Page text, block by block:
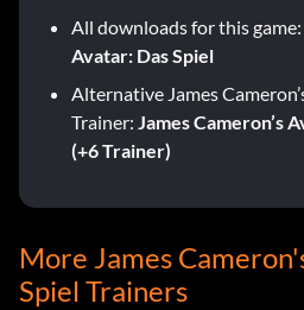
All downloads for this game:
Avatar: Das Spiel
Alternative James
Trainer: James Cameron’s
(+6 Trainer)
More James
Spiel Trainers